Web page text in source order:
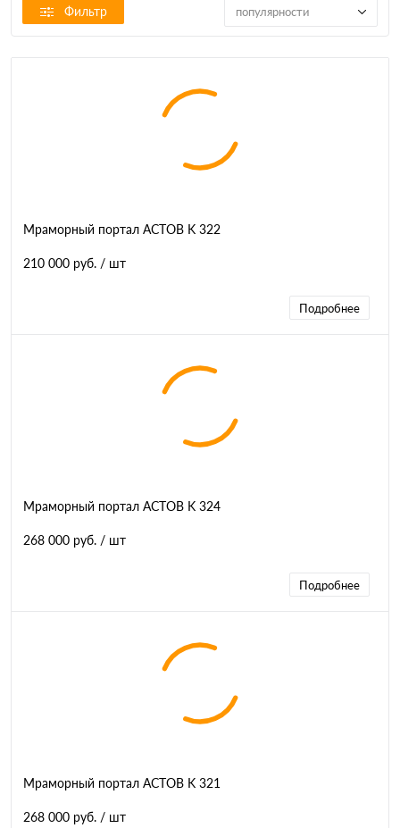
Фильтр популярности
Мраморный портал АСТОВ K 322
210 000 руб. / шт
Подробнее
Мраморный портал АСТОВ K 324
268 000 руб. / шт
Подробнее
Мраморный портал АСТОВ K 321
268 000 руб. / шт